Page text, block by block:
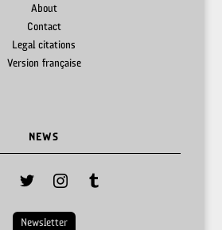
About
Contact
Legal citations
Version française
NEWS
twitter instagramtumblr
Newsletter